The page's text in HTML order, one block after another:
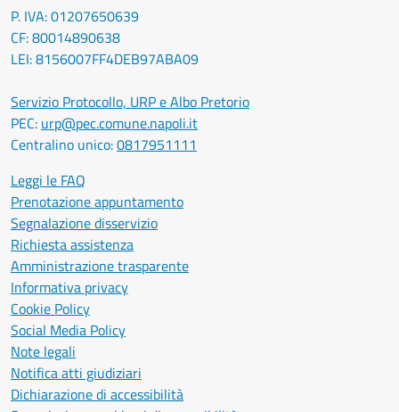
P. IVA: 01207650639
CF: 80014890638
LEI: 8156007FF4DEB97ABA09
Servizio Protocollo, URP e Albo Pretorio
PEC: urp@pec.comune.napoli.it
Centralino unico:0817951111
Leggi le FAQ
Prenotazione appuntamento
Segnalazione disservizio
Richiesta assistenza
Amministrazione trasparente
Informativa privacy
Cookie Policy
Social Media Policy
Note legali
Notifica atti giudiziari
Dichiarazione di accessibilità